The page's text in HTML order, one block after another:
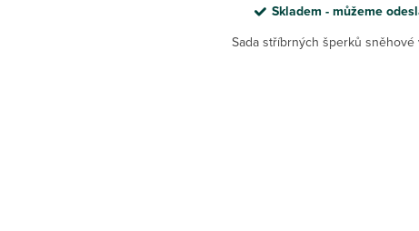
Skladem - můžeme
Sada stříbrných šperků sněhové